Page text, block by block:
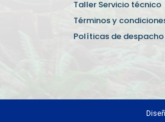
Taller Servicio técnico
Términos y
Políticas de despacho